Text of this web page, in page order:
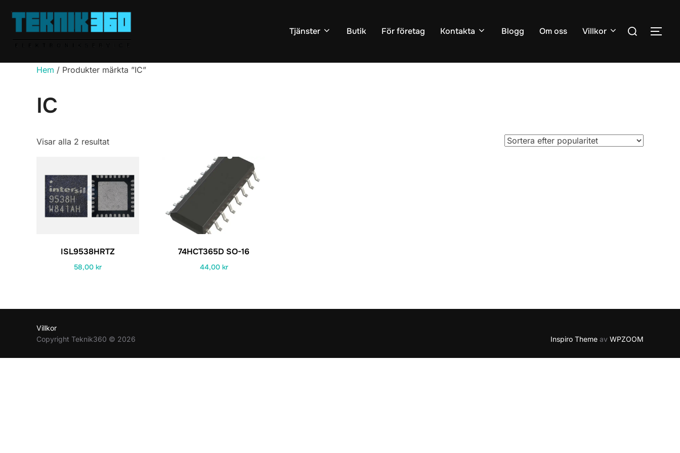
innehåll
Tjänster Butik För företag Kontakta Blogg Om oss Villkor
Sök
efter:
SLÅ
Hem / Produkter märkta ”IC”
IC
Visar alla 2 resultatSortera
ISL9538HRTZ
58,00kr
74HCT365D SO-16
44,00 kr
Villkor
Copyright Teknik360 © 2026
Inspiro Theme av WPZOOM